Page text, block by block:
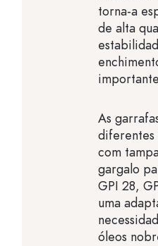
torna-a
de alta
As
diferentes
com
gargalo
GPI 28,
uma
óleos